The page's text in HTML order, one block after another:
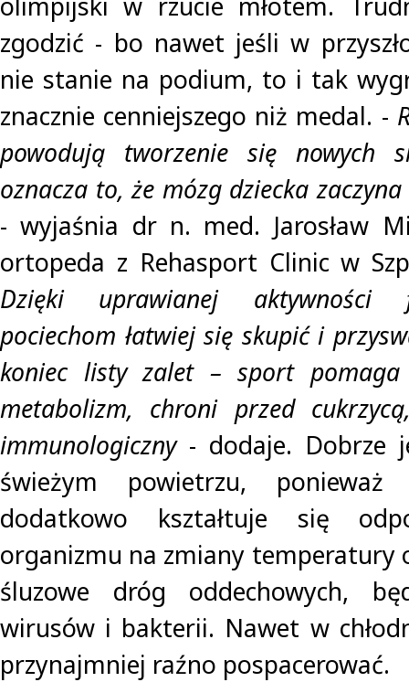
zgodzić - bo nawet jeśli w
nie stanie na podium, to i tak
znacznie cenniejszego niż medal. -
powodują tworzenie się nowych
oznacza to, że mózg dziecka
- wyjaśnia dr n. med. Jarosław
ortopeda z Rehasport Clinic w
Dzięki uprawianej aktywności
pociechom łatwiej się skupić i
koniec listy zalet – sport pomaga
metabolizm, chroni przed
immunologiczny- dodaje. Dobrze
świeżym powietrzu,
dodatkowo kształtuje się
organizmu na zmiany temperatury
śluzowe dróg oddechowych,
wirusów i bakterii. Nawet w
przynajmniej raźno pospacerować.